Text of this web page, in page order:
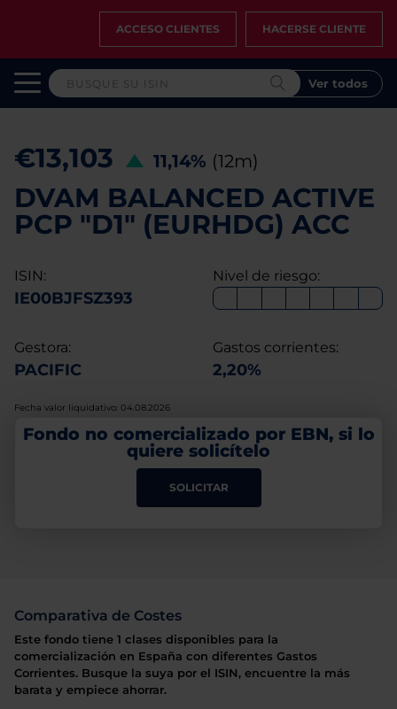
ACCESO CLIENTES HACERSE CLIENTE
Ver todos
€13,103 11,14% (12m)
DVAM BALANCED ACTIVE
PCP "D1" (EURHDG) ACC
ISIN:
IE00BJFSZ393
Nivel de riesgo:
Gestora:
PACIFIC
Gastos corrientes:
2,20%
Fecha valor liquidativo: 04.08.2026
Fondo no comercializado por EBN, si lo
quiere solicítelo
SOLICITAR
Comparativa de Costes
Este fondo tiene 1 clases disponibles para la
comercialización en España con diferentes Gastos
Corrientes. Busque la suya por el ISIN, encuentre la más
barata y empiece ahorrar.